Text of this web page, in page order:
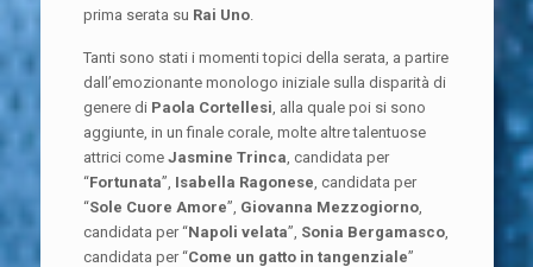
prima serata su Rai Uno.
Tanti sono stati i momenti topici della serata, a partire
dall’emozionante monologo iniziale sulla disparità di
genere di Paola Cortellesi , alla quale poi si sono
aggiunte, in un finale corale, molte altre talentuose
attrici come Jasmine Trinca , candidata per
“Fortunata”, Isabella Ragonese , candidata per
“Sole Cuore Amore”, Giovanna Mezzogiorno,
candidata per “Napoli velata”, Sonia Bergamasco,
candidata per “Come un gatto in tangenziale”